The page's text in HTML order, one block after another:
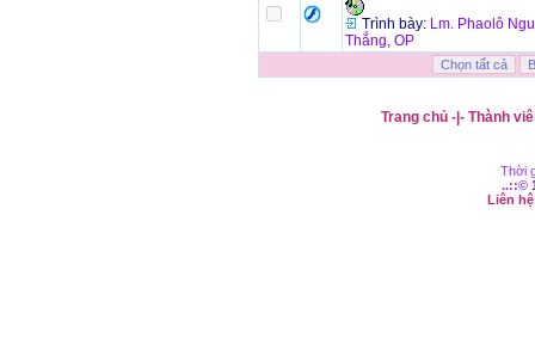
Trình bày: Lm. Phaolô
Thắng, OP
Trang chủ-|- Thành
Thời
..::©
Liên